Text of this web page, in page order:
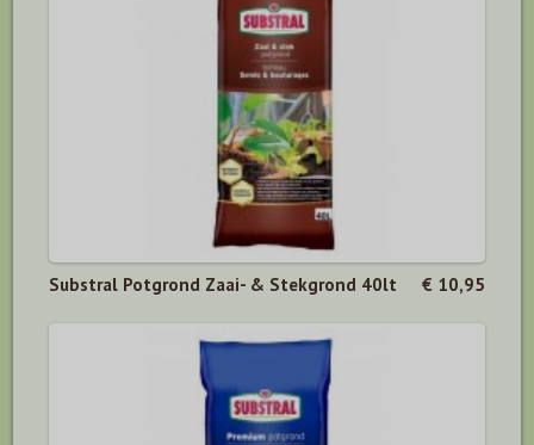
Substral Potgrond Zaai- & Stekgrond 40lt € 10,95